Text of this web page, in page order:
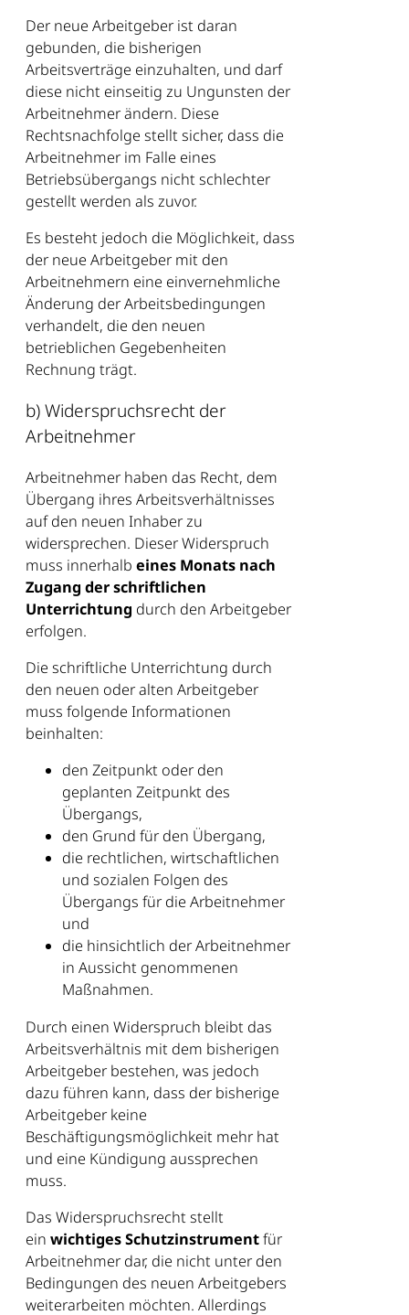
Der neue Arbeitgeber ist daran
gebunden, die bisherigen
Arbeitsverträge einzuhalten, und darf
diese nicht einseitig zu Ungunsten der
Arbeitnehmer ändern. Diese
Rechtsnachfolge stellt sicher, dass die
Arbeitnehmer im Falle eines
Betriebsübergangs nicht schlechter
gestellt werden als zuvor.
Es besteht jedoch die Möglichkeit, dass
der neue Arbeitgeber mit den
Arbeitnehmern eine einvernehmliche
Änderung der Arbeitsbedingungen
verhandelt, die den neuen
betrieblichen Gegebenheiten
Rechnung trägt.
b) Widerspruchsrecht der
Arbeitnehmer
Arbeitnehmer haben das Recht, dem
Übergang ihres Arbeitsverhältnisses
auf den neuen Inhaber zu
widersprechen. Dieser Widerspruch
muss innerhalb eines Monats nach
Zugang der schriftlichen
Unterrichtung durch den Arbeitgeber
erfolgen.
Die schriftliche Unterrichtung durch
den neuen oder alten Arbeitgeber
muss folgende Informationen
beinhalten:
den Zeitpunkt oder den
geplanten Zeitpunkt des
Übergangs,
den Grund für den Übergang,
die rechtlichen, wirtschaftlichen
und sozialen Folgen des
Übergangs für die Arbeitnehmer
und
die hinsichtlich der Arbeitnehmer
in Aussicht genommenen
Maßnahmen.
Durch einen Widerspruch bleibt das
Arbeitsverhältnis mit dem bisherigen
Arbeitgeber bestehen, was jedoch
dazu führen kann, dass der bisherige
Arbeitgeber keine
Beschäftigungsmöglichkeit mehr hat
und eine Kündigung aussprechen
muss.
Das Widerspruchsrecht stellt
ein wichtiges Schutzinstrumentfür
Arbeitnehmer dar, die nicht unter den
Bedingungen des neuen Arbeitgebers
weiterarbeiten möchten. Allerdings